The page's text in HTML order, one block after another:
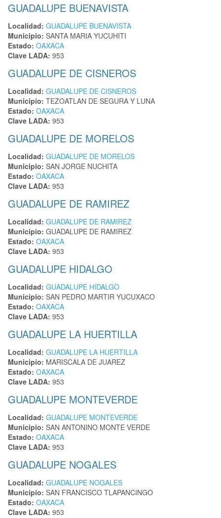
GUADALUPE BUENAVISTA
Localidad: GUADALUPE BUENAVISTA
Municipio: SANTA MARIA YUCUHITI
Estado: OAXACA
Clave LADA: 953
GUADALUPE DE CISNEROS
Localidad: GUADALUPE DE CISNEROS
Municipio: TEZOATLAN DE SEGURA Y LUNA
Estado: OAXACA
Clave LADA: 953
GUADALUPE DE MORELOS
Localidad: GUADALUPE DE MORELOS
Municipio: SAN JORGE NUCHITA
Estado: OAXACA
Clave LADA: 953
GUADALUPE DE RAMIREZ
Localidad: GUADALUPE DE RAMIREZ
Municipio: GUADALUPE DE RAMIREZ
Estado: OAXACA
Clave LADA: 953
GUADALUPE HIDALGO
Localidad: GUADALUPE HIDALGO
Municipio: SAN PEDRO MARTIR YUCUXACO
Estado: OAXACA
Clave LADA: 953
GUADALUPE LA HUERTILLA
Localidad: GUADALUPE LA HUERTILLA
Municipio: MARISCALA DE JUAREZ
Estado: OAXACA
Clave LADA: 953
GUADALUPE MONTEVERDE
Localidad: GUADALUPE MONTEVERDE
Municipio: SAN ANTONINO MONTE VERDE
Estado: OAXACA
Clave LADA: 953
GUADALUPE NOGALES
Localidad: GUADALUPE NOGALES
Municipio: SAN FRANCISCO TLAPANCINGO
Estado: OAXACA
Clave LADA: 953